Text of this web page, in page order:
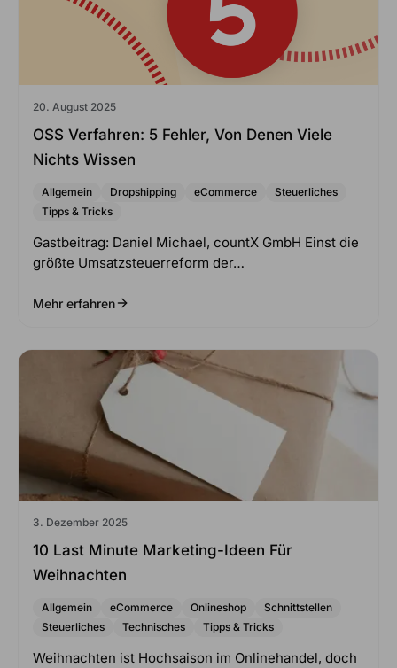
20. August 2025
OSS Verfahren: 5 Fehler, Von Denen Viele
Nichts Wissen
Allgemein Dropshipping eCommerce
Steuerliches
Tipps & Tricks
Gastbeitrag: Daniel Michael, countX GmbH Einst die
größte Umsatzsteuerreform der…
Mehr erfahren
3. Dezember 2025
10 Last Minute Marketing-Ideen Für
Weihnachten
Allgemein eCommerce Onlineshop
Schnittstellen
Steuerliches
Technisches Tipps & Tricks
Weihnachten ist Hochsaison im Onlinehandel, doch